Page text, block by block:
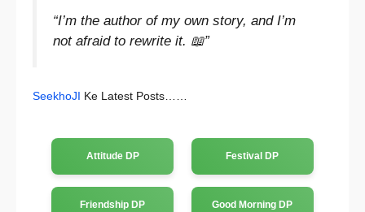
“I’m the author of my own story, and I’m
not afraid to rewrite it. 📖”
SeekhoJI Ke Latest Posts……
Attitude DP Festival DP
Friendship DP Good Morning DP